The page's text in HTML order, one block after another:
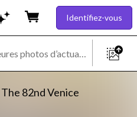
Identifiez-vous
82nd Venice